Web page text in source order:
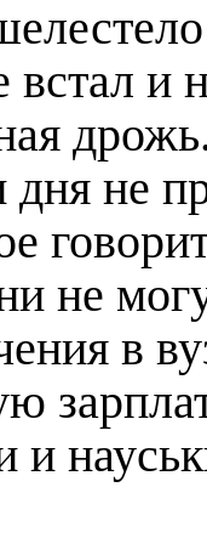
встал
дня не
не
в
и